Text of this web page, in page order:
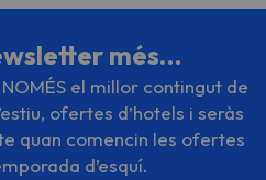
més…
el millor contingut de
ofertes d’hotels i seràs
quan comencin les ofertes
d’esquí.